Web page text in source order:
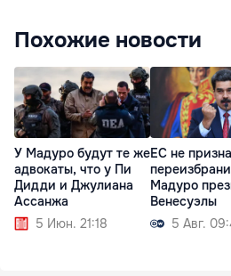
Похожие новости
У Мадуро будут те же
адвокаты, что у Пи
Дидди и Джулиана
Ассанжа
5 Июн. 21:18
ЕС не
Мадуро
Венесуэлы
5 Авг.